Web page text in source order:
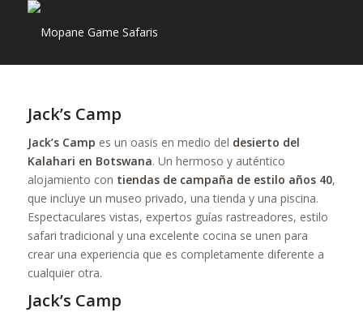
Jack’s Camp
Jack’s Camp es un oasis en medio del desierto del
Kalahari en Botswana. Un hermoso y auténtico
alojamiento con tiendas de campaña de estilo años 40,
que incluye un museo privado, una tienda y una piscina.
Espectaculares vistas, expertos guías rastreadores, estilo
safari tradicional y una excelente cocina se unen para
crear una experiencia que es completamente diferente a
cualquier otra.
Jack’s Camp